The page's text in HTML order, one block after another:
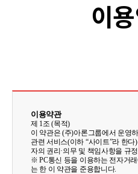
이
이용약관
제 1조 (목적)
이 약관은 (주)아론그룹에서 운영
관련 서비스(이하 “사이트”라 한
자의 권리·의무 및 책임사항을 규
※ PC통신 등을 이용하는 전자거
는 한 이 약관을 준용합니다.